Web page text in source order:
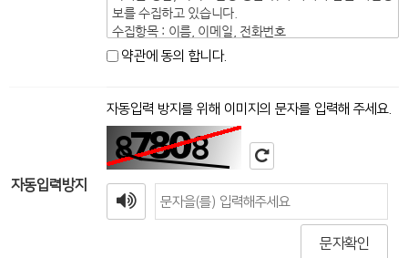
보를 수집하고 있습니다.
수집항목 : 이름, 이메일, 전화번호
3. 수집하는 개인정보의 처리 및 보존기간
보를 보유하고, 목적이 달성된 후에는 지체없이 파기합
다만, 사전동의를 받은 경우 또는 관련 법규에 의하여
보존 필요성이 있는 경우에는 보존 할 수 있습니다.
4. 동의거부 권리 및 동의 거부시 불이익
고객은 본 개인정보 수집 및 이용 동의를 거부할 권리가
다만, 동의 거부시 서비스 이용에 제한이 있을 수 있습
약관에 동의 합니다.
자동입력방지
자동입력 방지를 위해 이미지의 문자를 입력해 주세요.
문자확인